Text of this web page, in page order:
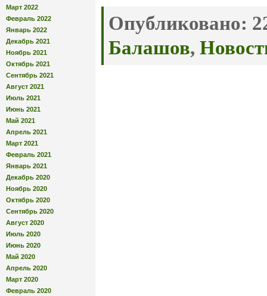
Март 2022
Февраль 2022
Январь 2022
Декабрь 2021
Ноябрь 2021
Октябрь 2021
Сентябрь 2021
Август 2021
Июль 2021
Июнь 2021
Май 2021
Апрель 2021
Март 2021
Февраль 2021
Январь 2021
Декабрь 2020
Ноябрь 2020
Октябрь 2020
Сентябрь 2020
Август 2020
Июль 2020
Июнь 2020
Май 2020
Апрель 2020
Март 2020
Февраль 2020
Опубликовано:
Балашов,